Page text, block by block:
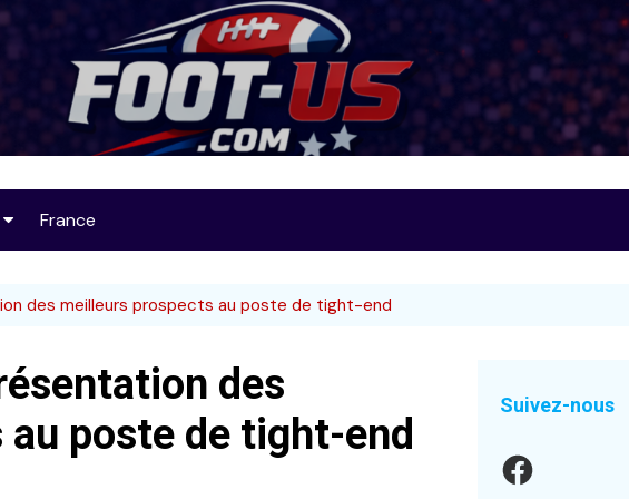
Foot-US
France
des meilleurs prospects au poste de tight-end
des
poste de tight-end
Suivez-nous
Facebook